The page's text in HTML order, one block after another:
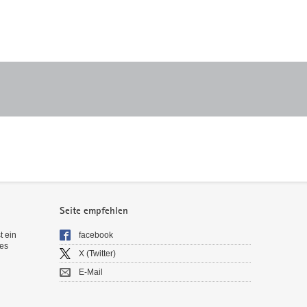
ein
Seite empfehlen
facebook
X (Twitter)
E-Mail